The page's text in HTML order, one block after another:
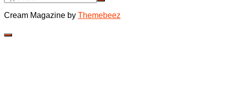
Cream Magazine by Themebeez